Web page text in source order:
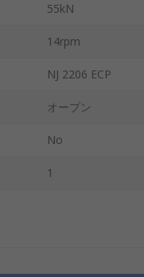
55kN
14rpm
NJ 2206 ECP
オープン
No
1